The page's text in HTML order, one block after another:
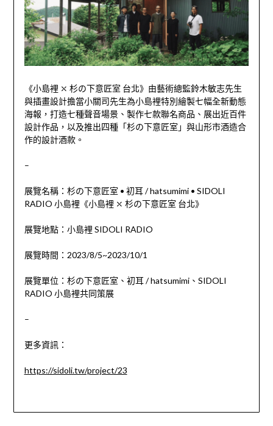
《小島裡 ⤬ 杉の下意匠室 台北》由藝術總監鈴木敏志先生
與插畫設計擔當小關司先生為小島裡特別繪製七幅全新動態
海報，打造七種聲音場景、製作七款聯名商品、展出近百件
設計作品，以及推出四種「杉の下意匠室」與山形市酒造合
作的設計酒款。
–
展覽名稱：杉の下意匠室 • 初耳 / hatsumimi • SIDOLI
RADIO 小島裡《小島裡 ⤬ 杉の下意匠室 台北》
展覽地點：小島裡 SIDOLI RADIO
展覽時間：2023/8/5~2023/10/1
展覽單位：杉の下意匠室、初耳 / hatsumimi、SIDOLI
RADIO 小島裡共同策展
–
更多資訊：
https://sidoli.tw/project/23